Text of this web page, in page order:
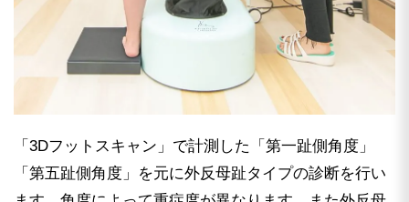
「3Dフットスキャン」で計測した「第一趾側角度」
「第五趾側角度」を元に外反母趾タイプの診断を行い